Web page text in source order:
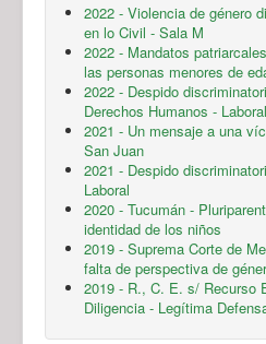
2022 - Violencia de género
en lo Civil - Sala M
2022 - Mandatos
las personas menores de
2022 - Despido
Derechos Humanos - Laboral
2021 - Un mensaje a una
San Juan
2021 - Despido
Laboral
2020 - Tucumán -
identidad de los niños
2019 - Suprema Corte de
falta de perspectiva de
2019 - R., C. E. s/ Recurso
Diligencia - Legítima